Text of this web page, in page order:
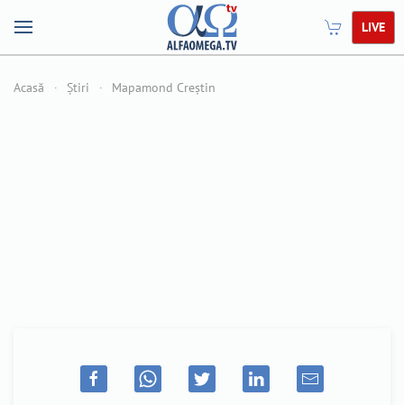
LIVE
Acasă Știri Mapamond Creștin